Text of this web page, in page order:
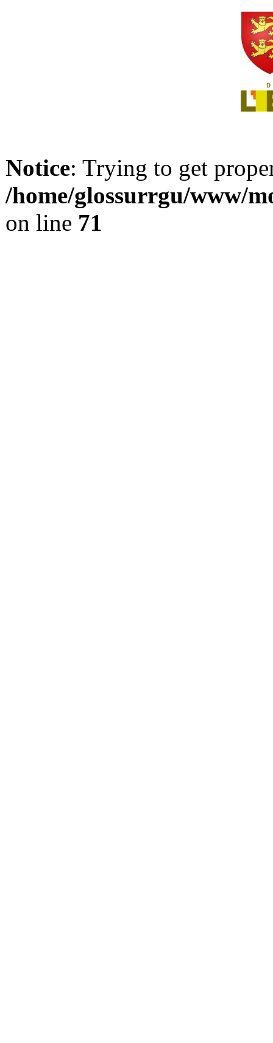
Notice: Trying to get
/home/glossurrgu/www/
on line 71